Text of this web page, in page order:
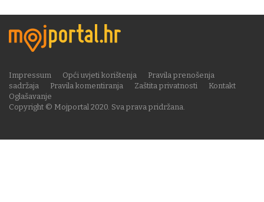
Copyright © Mojportal 2020. Sva prava pridržana.
Impressum Opći uvjeti korištenja
Pravila prenošenja
sadržaja
Pravila komentiranja Zaštita privatnosti
Kontakt
Oglašavanje